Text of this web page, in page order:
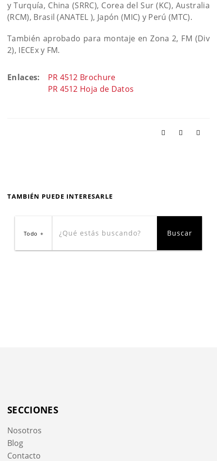
y Turquía, China (SRRC), Corea del Sur (KC), Australia
(RCM), Brasil (ANATEL ), Japón (MIC) y Perú (MTC).
También aprobado para montaje en Zona 2, FM (Div
2), IECEx y FM.
Enlaces:
PR 4512 Brochure
PR 4512 Hoja de Datos
TAMBIÉN PUEDE INTERESARLE
Todo
SECCIONES
Nosotros
Blog
Contacto